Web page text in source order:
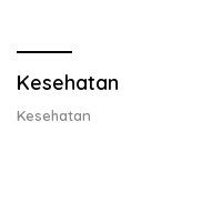
Kesehatan
Kesehatan